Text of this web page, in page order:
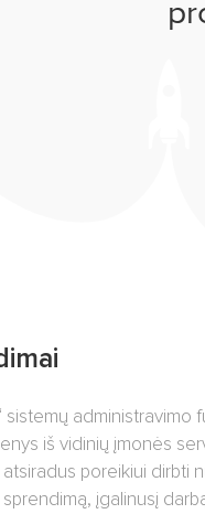
sistemų
iš vidinių įmonės
poreikiui dirbti
įgalinusį